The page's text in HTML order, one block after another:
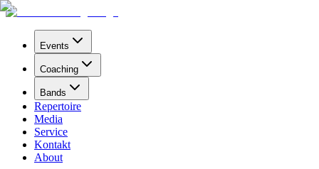
Events
Coaching
Bands
Repertoire
Media
Service
Kontakt
About